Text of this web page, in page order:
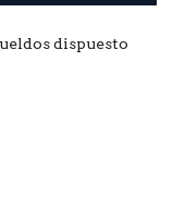
dispuesto